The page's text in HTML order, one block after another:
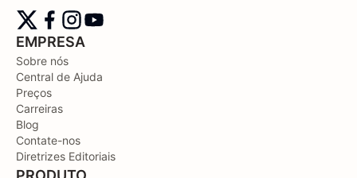
EMPRESA
Sobre nós
Central de Ajuda
Preços
Carreiras
Blog
Contate-nos
Diretrizes Editoriais